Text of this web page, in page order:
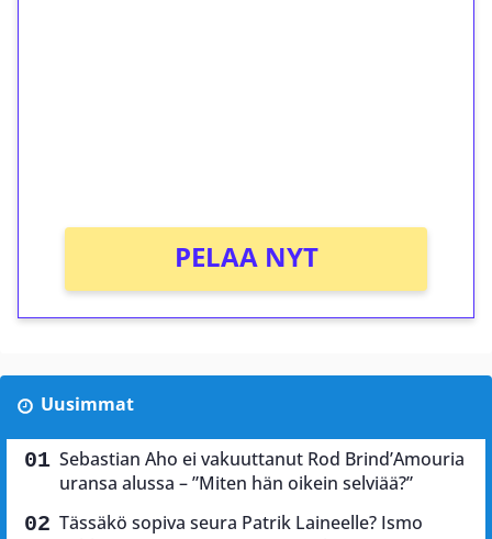
PELAA NYT
Uusimmat
Sebastian Aho ei vakuuttanut Rod Brind’Amouria
uransa alussa – ”Miten hän oikein selviää?”
Tässäkö sopiva seura Patrik Laineelle? Ismo